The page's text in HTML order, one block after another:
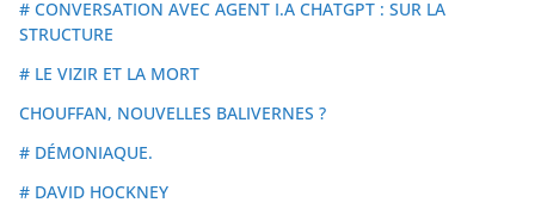
# CONVERSATION AVEC AGENT I.A CHATGPT : SUR LA
STRUCTURE
# LE VIZIR ET LA MORT
CHOUFFAN, NOUVELLES BALIVERNES ?
# DÉMONIAQUE.
# DAVID HOCKNEY